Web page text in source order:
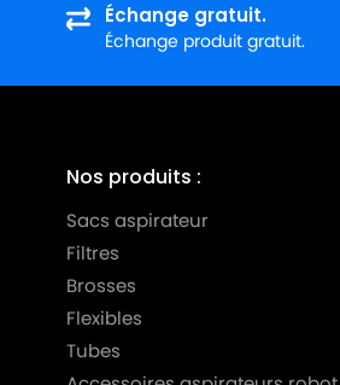
Échange gratuit.
Échange produit gratuit.
Nos produits :
Sacs aspirateur
Filtres
Brosses
Flexibles
Tubes